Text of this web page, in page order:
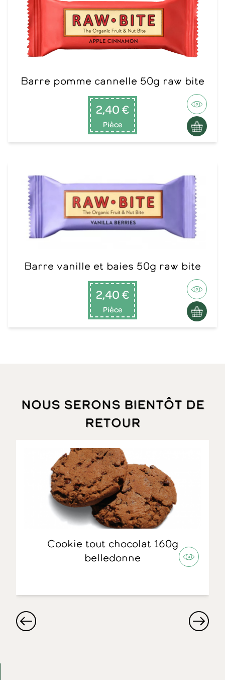
Barre pomme cannelle 50g raw bite
2,40 €
Pièce
Barre vanille et baies 50g raw bite
2,40 €
Pièce
Nous serons bientôt de
retour
Cookie tout chocolat 160g
belledonne